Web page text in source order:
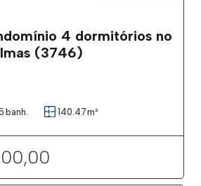
4 dormitórios no
(3746)
banh. 140.47m²